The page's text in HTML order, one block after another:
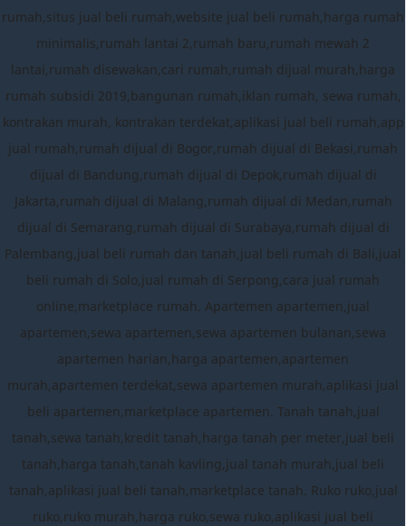
rumah,situs jual beli rumah,website jual beli rumah,harga rumah
minimalis,rumah lantai 2,rumah baru,rumah mewah 2
lantai,rumah disewakan,cari rumah,rumah dijual murah,harga
rumah subsidi 2019,bangunan rumah,iklan rumah, sewa rumah,
kontrakan murah, kontrakan terdekat,aplikasi jual beli rumah,app
jual rumah,rumah dijual di Bogor,rumah dijual di Bekasi,rumah
dijual di Bandung,rumah dijual di Depok,rumah dijual di
Jakarta,rumah dijual di Malang,rumah dijual di Medan,rumah
dijual di Semarang,rumah dijual di Surabaya,rumah dijual di
Palembang,jual beli rumah dan tanah,jual beli rumah di Bali,jual
beli rumah di Solo,jual rumah di Serpong,cara jual rumah
online,marketplace rumah. Apartemen apartemen,jual
apartemen,sewa apartemen,sewa apartemen bulanan,sewa
apartemen harian,harga apartemen,apartemen
murah,apartemen terdekat,sewa apartemen murah,aplikasi jual
beli apartemen,marketplace apartemen. Tanah tanah,jual
tanah,sewa tanah,kredit tanah,harga tanah per meter,jual beli
tanah,harga tanah,tanah kavling,jual tanah murah,jual beli
tanah,aplikasi jual beli tanah,marketplace tanah. Ruko ruko,jual
ruko,ruko murah,harga ruko,sewa ruko,aplikasi jual beli